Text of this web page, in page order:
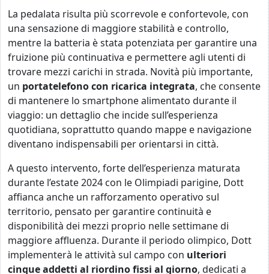
La pedalata risulta più scorrevole e confortevole, con
una sensazione di maggiore stabilità e controllo,
mentre la batteria è stata potenziata per garantire una
fruizione più continuativa e permettere agli utenti di
trovare mezzi carichi in strada. Novità più importante,
un portatelefono con ricarica integrata, che consente
di mantenere lo smartphone alimentato durante il
viaggio: un dettaglio che incide sull’esperienza
quotidiana, soprattutto quando mappe e navigazione
diventano indispensabili per orientarsi in città.
A questo intervento, forte dell’esperienza maturata
durante l’estate 2024 con le Olimpiadi parigine, Dott
affianca anche un rafforzamento operativo sul
territorio, pensato per garantire continuità e
disponibilità dei mezzi proprio nelle settimane di
maggiore affluenza. Durante il periodo olimpico, Dott
implementerà le attività sul campo con ulteriori
cinque addetti al riordino fissi al giorno, dedicati a